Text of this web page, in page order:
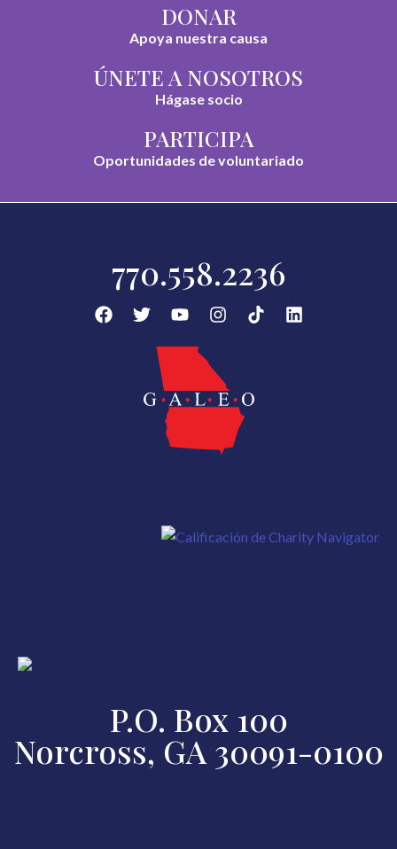
DONAR
Apoya nuestra causa
ÚNETE A NOSOTROS
Hágase socio
PARTICIPA
Oportunidades de voluntariado
770.558.2236
P.O. Box 100
Norcross, GA 30091-0100